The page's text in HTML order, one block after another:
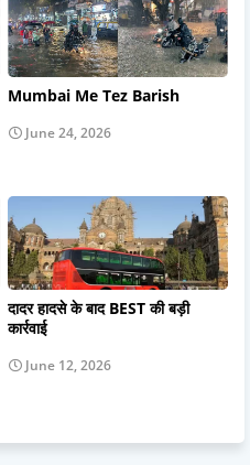
Mumbai Me Tez Barish
June 24, 2026
दादर हादसे के बाद BEST की बड़ी
कार्रवाई
June 12, 2026